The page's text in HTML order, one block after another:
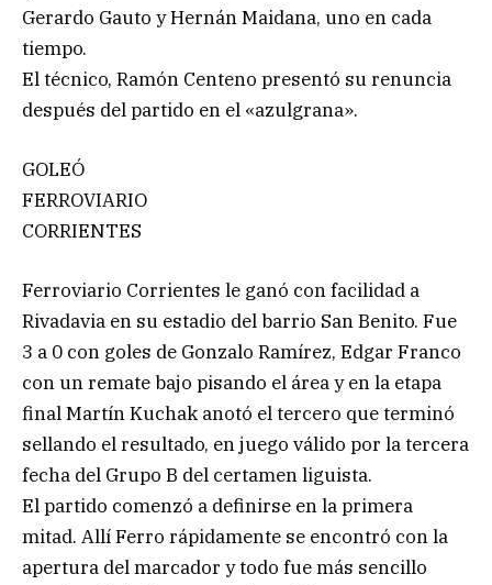
Gerardo Gauto y Hernán Maidana, uno en cada
tiempo.
El técnico, Ramón Centeno presentó su renuncia
después del partido en el «azulgrana».
GOLEÓ
FERROVIARIO
CORRIENTES
Ferroviario Corrientes le ganó con facilidad a
Rivadavia en su estadio del barrio San Benito. Fue
3 a 0 con goles de Gonzalo Ramírez, Edgar Franco
con un remate bajo pisando el área y en la etapa
final Martín Kuchak anotó el tercero que terminó
sellando el resultado, en juego válido por la tercera
fecha del Grupo B del certamen liguista.
El partido comenzó a definirse en la primera
mitad. Allí Ferro rápidamente se encontró con la
apertura del marcador y todo fue más sencillo